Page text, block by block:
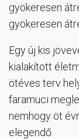
gyökeresen
gyökeresen
Egy új kis
kialakított
ötéves terv
faramuci
nemhogy öt
elegendő.